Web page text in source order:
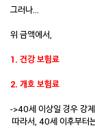
그러나...
위 금액에서,
1. 건강 보험료
2. 개호 보험료
->40세 이상일 경우 강
따라서, 40세 이후부터